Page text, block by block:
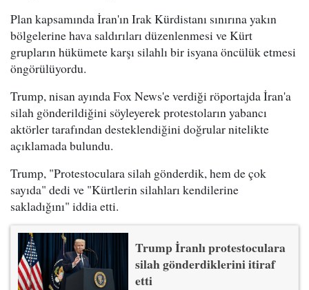
Plan kapsamında İran'ın Irak Kürdistanı sınırına yakın
bölgelerine hava saldırıları düzenlenmesi ve Kürt
grupların hükümete karşı silahlı bir isyana öncülük etmesi
öngörülüyordu.
Trump, nisan ayında Fox News'e verdiği röportajda İran'a
silah gönderildiğini söyleyerek protestoların yabancı
aktörler tarafından desteklendiğini doğrular nitelikte
açıklamada bulundu.
Trump, "Protestoculara silah gönderdik, hem de çok
sayıda" dedi ve "Kürtlerin silahları kendilerine
sakladığını" iddia etti.
Trump İranlı protestoculara
silah gönderdiklerini itiraf
etti